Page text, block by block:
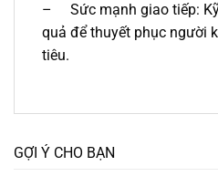
– Sức mạnh giao tiếp:
quả để thuyết phục người
tiêu.
GỢI Ý CHO BẠN